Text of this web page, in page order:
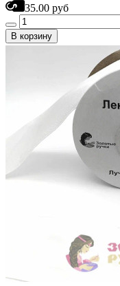
35.00 руб
В корзину